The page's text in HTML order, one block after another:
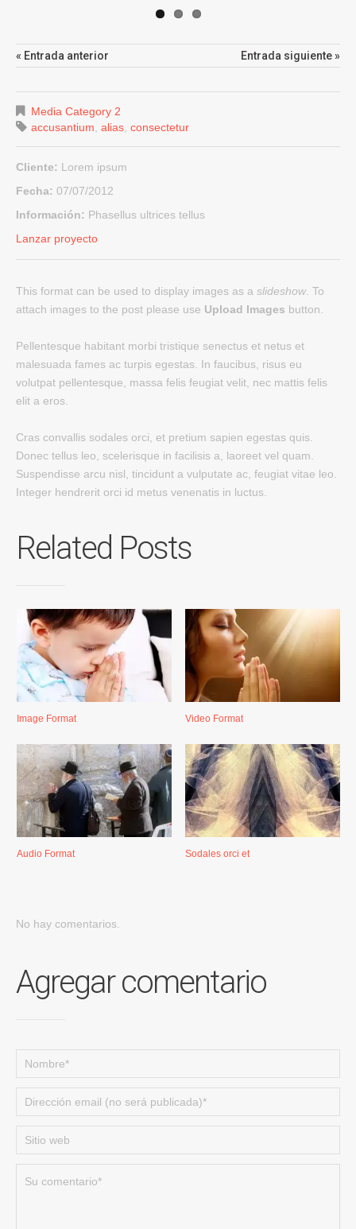
« Entrada anterior Entrada siguiente »
Media Category 2
accusantium alias, consectetur
Cliente: Lorem ipsum
Fecha: 07/07/2012
Información: Phasellus ultrices tellus
Lanzar proyecto
This format can be used to display images as a slideshow. To
attach images to the post please use Upload Images button.
Pellentesque habitant morbi tristique senectus et netus et
malesuada fames ac turpis egestas. In faucibus, risus eu
volutpat pellentesque, massa felis feugiat velit, nec mattis felis
elit a eros.
Cras convallis sodales orci, et pretium sapien egestas quis.
Donec tellus leo, scelerisque in facilisis a, laoreet vel quam.
Suspendisse arcu nisl, tincidunt a vulputate ac, feugiat vitae leo.
Integer hendrerit orci id metus venenatis in luctus.
Related Posts
Image Format Video Format
Audio Format Sodales orci et
No hay comentarios.
Agregar comentario